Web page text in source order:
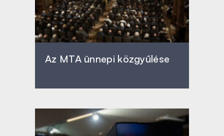
Az MTA ünnepi közgyűlése